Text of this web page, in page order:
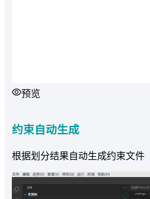
预览
约束自动生成
根据划分结果自动生成约束文件